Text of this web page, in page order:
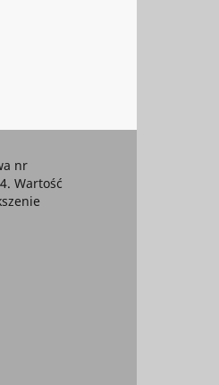
nr
Wartość